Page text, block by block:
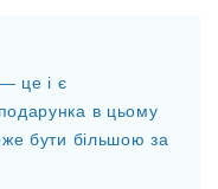
це і є
в цьому
бути більшою за